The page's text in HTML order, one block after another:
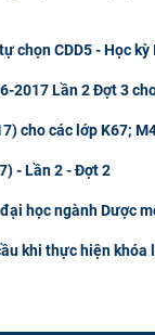
chọn CDD5 - Học
2017 Lần 2 Đợt 3
cho các lớp K67;
- Lần 2 - Đợt 2
học ngành Dược
khi thực hiện khóa